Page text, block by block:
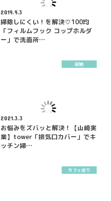
2019.9.3
掃除しにくい！を解決♡100均
「フィルムフック コップホルダ
ー」で洗面所…
収納
2021.3.3
お悩みをズバッと解決！【山崎実
業】tower「排気口カバー」でキ
ッチン掃…
カフェ巡り